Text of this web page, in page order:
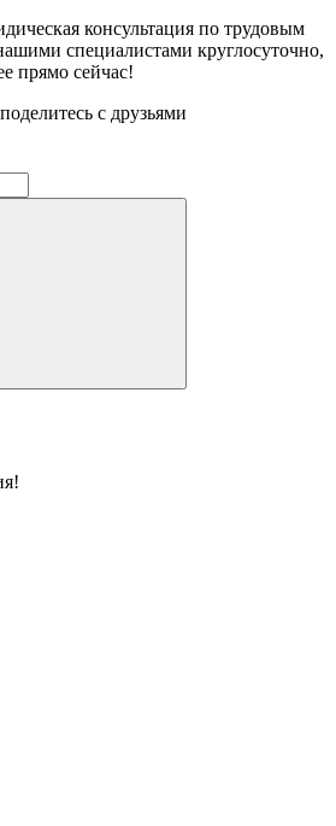
консультация по трудовым
специалистами круглосуточно,
прямо сейчас!
с друзьями